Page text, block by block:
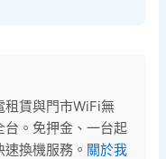
租賃與門市WiFi無
。免押金、一台起
換機服務。 關於我